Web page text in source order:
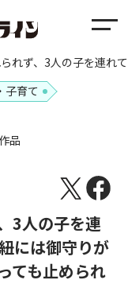
メ
ュ
れず、3人の子を連
子育て
品
3人の子を連
には御守りが
ても止められ